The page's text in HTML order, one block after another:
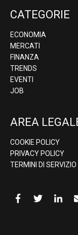
CATEGORIE
ECONOMIA
MERCATI
FINANZA
TRENDS
EVENTI
JOB
AREA
COOKIE POLICY
PRIVACY POLICY
TERMINI DI SERVIZIO